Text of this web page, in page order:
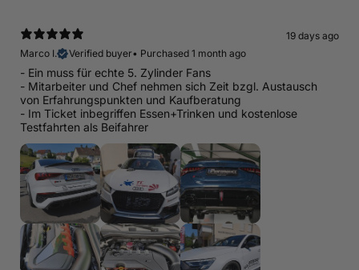
19 days ago
Marco I.
Verified buyer• Purchased 1 month ago
- Ein muss für echte 5. Zylinder Fans
- Mitarbeiter und Chef nehmen sich Zeit bzgl. Austausch
von Erfahrungspunkten und Kaufberatung
- Im Ticket inbegriffen Essen+Trinken und kostenlose
Testfahrten als Beifahrer